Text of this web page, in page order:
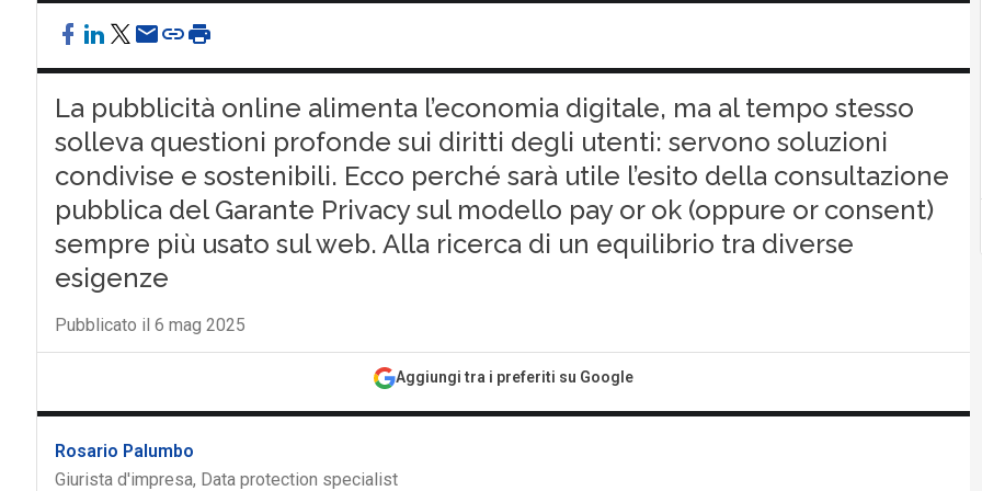
La pubblicità online alimenta l’economia digitale, ma al tempo stesso
solleva questioni profonde sui diritti degli utenti: servono soluzioni
condivise e sostenibili. Ecco perché sarà utile l’esito della consultazione
pubblica del Garante Privacy sul modello pay or ok (oppure or consent)
sempre più usato sul web. Alla ricerca di un equilibrio tra diverse
esigenze
Pubblicato il 6 mag 2025
Aggiungi tra i preferiti su Google
Rosario Palumbo
Giurista d'impresa, Data protection specialist